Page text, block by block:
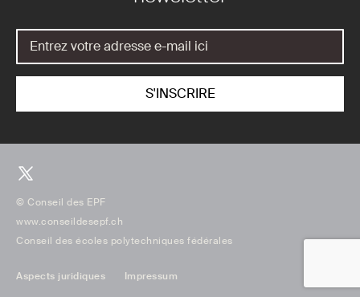
© Conseil des EPF
www.conseildesepf.ch
Conseil des écoles polytechniques fédérales
Aspects juridiques Impressum